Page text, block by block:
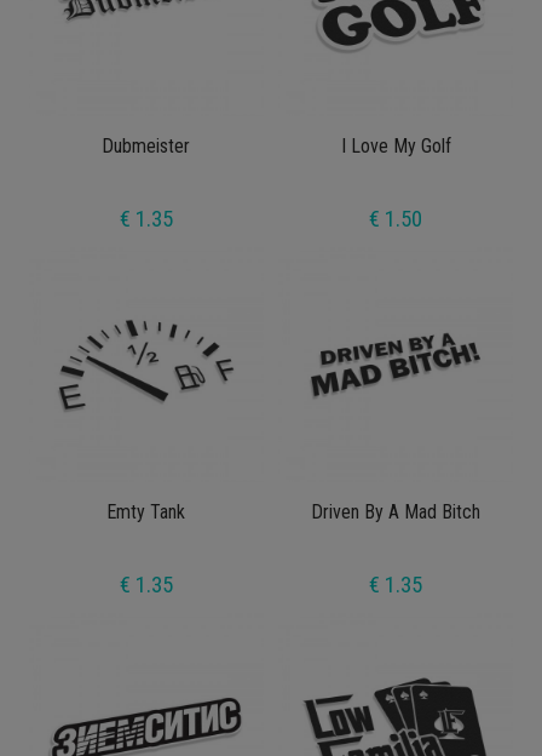
Dubmeister
€ 1.35
I Love My Golf
€ 1.50
Emty Tank
€ 1.35
Driven By A Mad Bitch
€ 1.35